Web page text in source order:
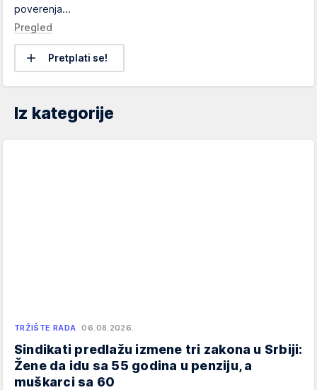
poverenja...
Pregled
Pretplati se!
Iz kategorije
TRŽIŠTE RADA 06.08.2026.
Sindikati predlažu izmene tri zakona u Srbiji:
Žene da idu sa 55 godina u penziju, a
muškarci sa 60